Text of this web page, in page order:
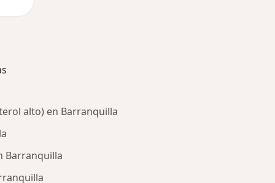
alto) en Barranquilla
Barranquilla